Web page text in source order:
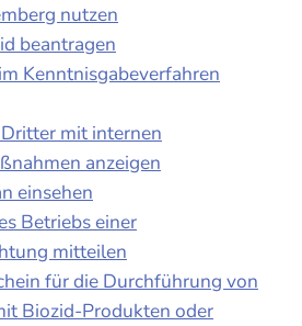
nutzen
beantragen
Kenntnisgabeverfahren
mit internen
anzeigen
einsehen
Betriebs einer
mitteilen
für die Durchführung von
Biozid-Produkten oder